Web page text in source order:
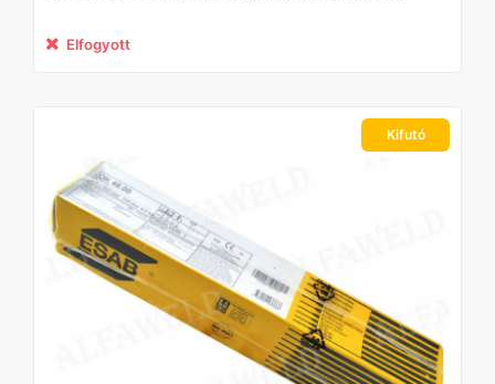
megbízható és állandó mechanikai tulajdonságokat kínál.
Hossz: 450 mm
Áramerősség: 90-140 A
Súly/csomag: 6 kg
Besorolások: E7018 H4 R; SFA/AWS A5.1; E 42 4 B 42 H5;
EN ISO 2560-A
Elfogyott
Kifutó